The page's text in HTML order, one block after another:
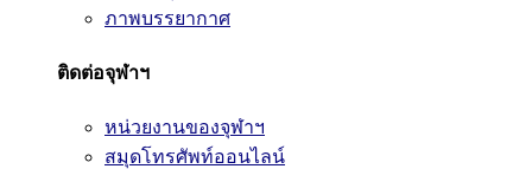
ภาพบรรยากาศ
ติดต่อจุฬาฯ
หน่วยงานของจุฬาฯ
สมุดโทรศัพท์ออนไลน์